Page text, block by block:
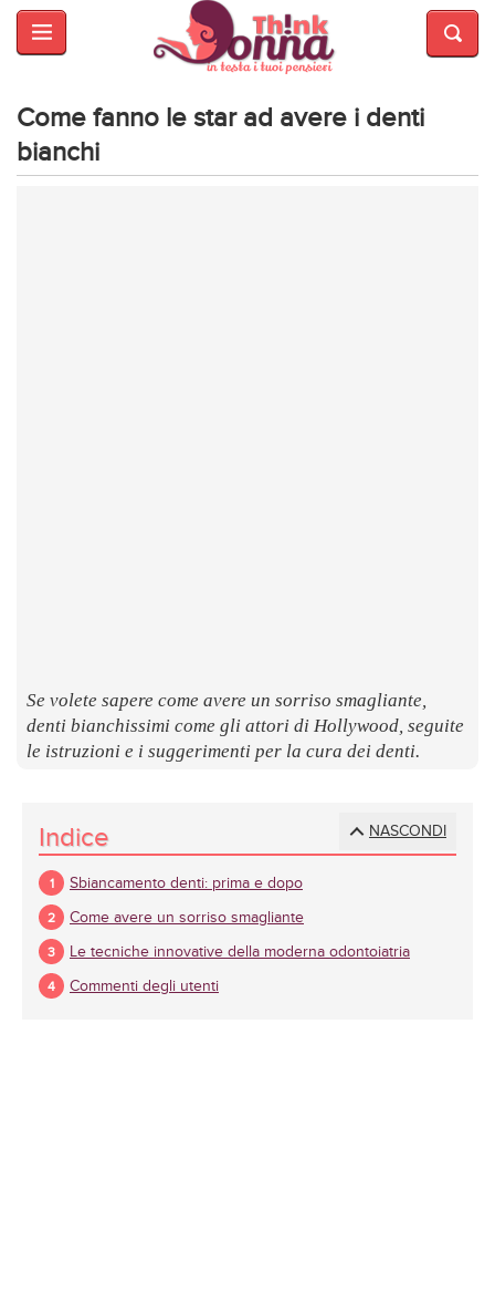
HOME
E
BELLEZZA
MODA
Come fanno le star ad avere i denti
bianchi
Se volete sapere come avere un sorriso smagliante,
denti bianchissimi come gli attori di Hollywood, seguite
le istruzioni e i suggerimenti per la cura dei denti.
NASCONDI
Indice
Sbiancamento denti: prima e dopo
Come avere un sorriso smagliante
Le tecniche innovative della moderna odontoiatria
Commenti degli utenti